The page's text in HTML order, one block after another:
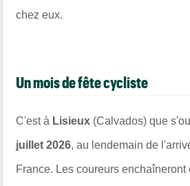
chez eux.
Un mois de fête cycliste
C'est à Lisieux (Calvados) que
juillet 2026, au lendemain de
France. Les coureurs